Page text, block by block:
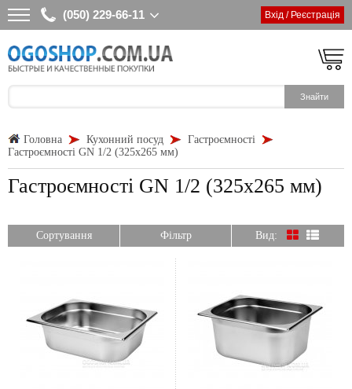
(050) 229-66-11 Вхід / Реєстрація
Головна Кухонний посуд
Гастроємності
Гастроємності GN 1/2 (325x265 мм)
Гастроємності GN 1/2 (325x265 мм)
Сортування Фільтр Вид: